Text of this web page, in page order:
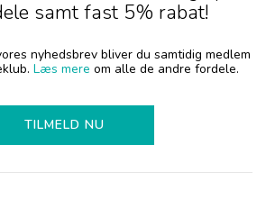
samt fast 5% rabat!
nyhedsbrev bliver du samtidig medlem
Læs mere om alle de andre fordele.
TILMELD NU